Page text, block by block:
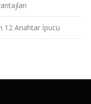
12 Anahtar İpucu